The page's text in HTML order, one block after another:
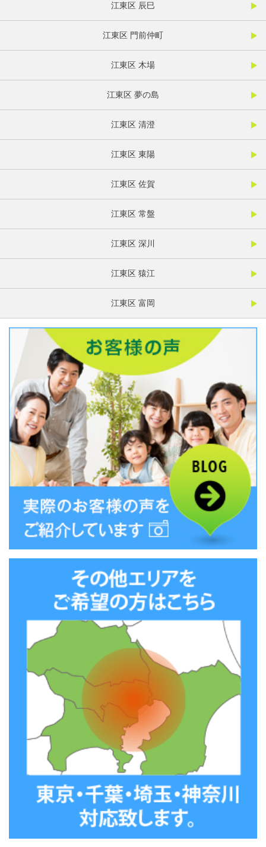
江東区 辰巳
江東区 門前仲町
江東区 木場
江東区 夢の島
江東区 清澄
江東区 東陽
江東区 佐賀
江東区 常盤
江東区 深川
江東区 猿江
江東区 富岡